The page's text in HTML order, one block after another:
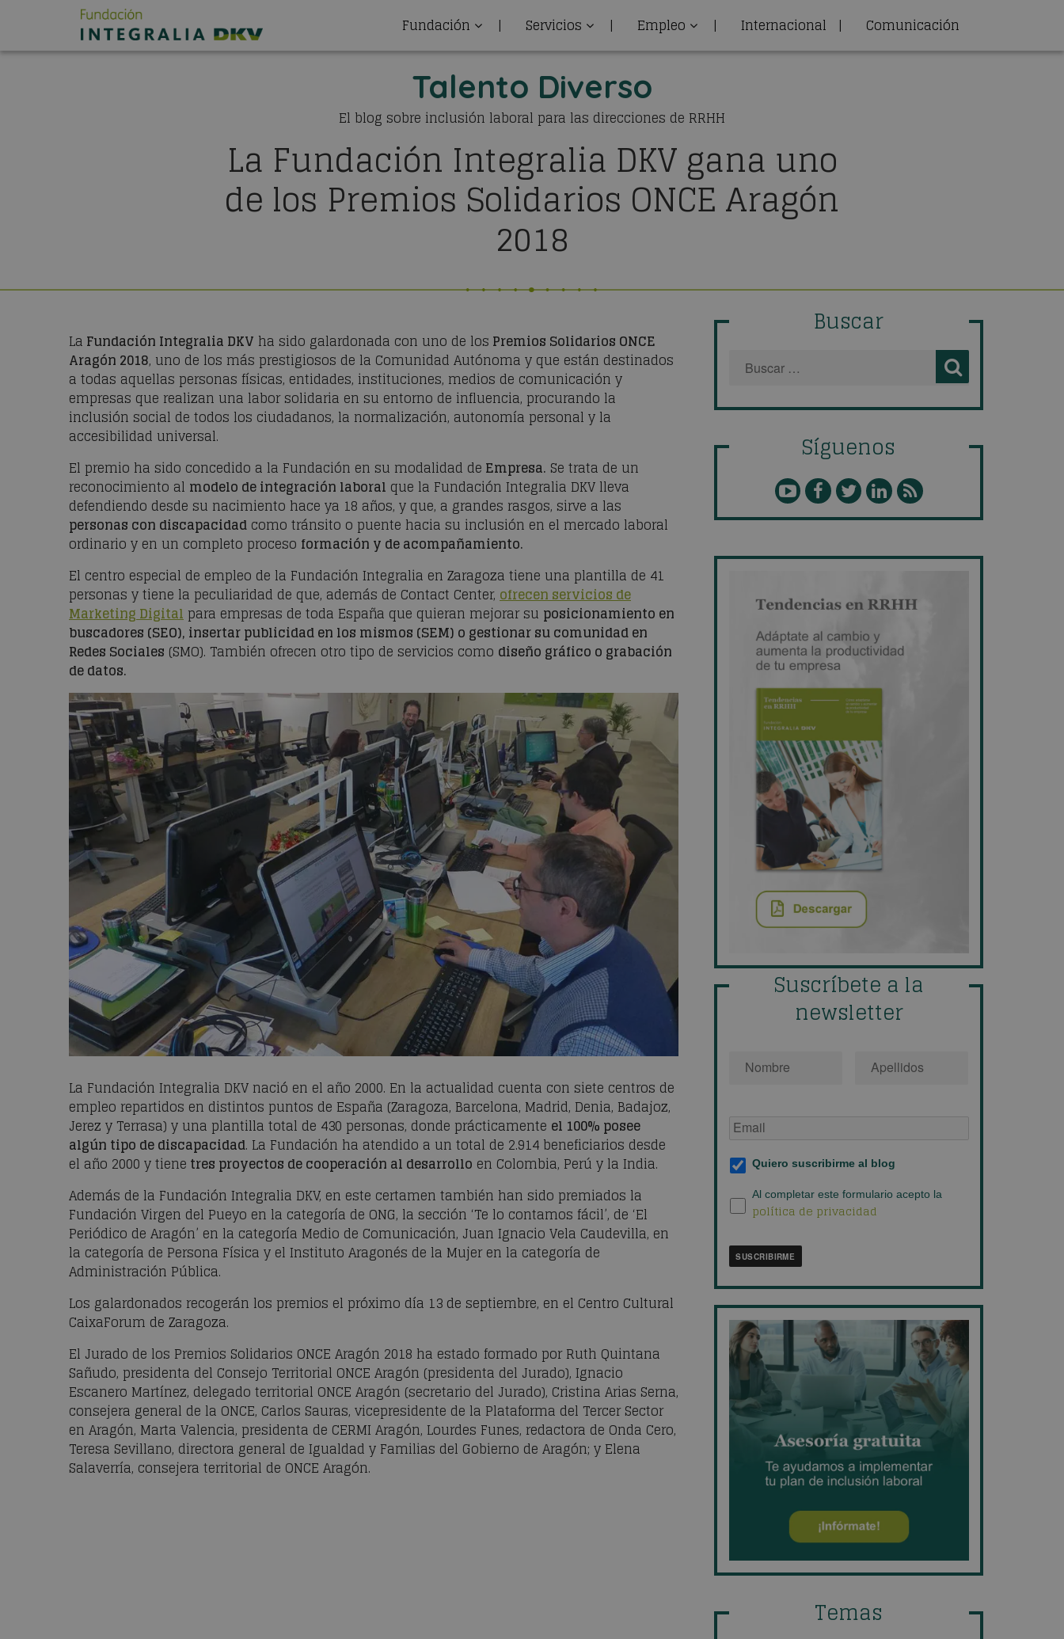
Fundación | Servicios | Empleo | Internacional | Comunicación
Talento Diverso
El blog sobre inclusión laboral para las direcciones de RRHH
La Fundación Integralia DKV gana uno
de los Premios Solidarios ONCE Aragón
2018
La Fundación Integralia DKV ha sido galardonada con uno de los Premios Solidarios ONCE
Aragón 2018, uno de los más prestigiosos de la Comunidad Autónoma y que están destinados
a todas aquellas personas físicas, entidades, instituciones, medios de comunicación y
empresas que realizan una labor solidaria en su entorno de influencia, procurando la
inclusión social de todos los ciudadanos, la normalización, autonomía personal y la
accesibilidad universal.
El premio ha sido concedido a la Fundación en su modalidad de Empresa. Se trata de un
reconocimiento al modelo de integración laboral que la Fundación Integralia DKV lleva
defendiendo desde su nacimiento hace ya 18 años, y que, a grandes rasgos, sirve a las
personas con discapacidad como tránsito o puente hacia su inclusión en el mercado laboral
ordinario y en un completo proceso formación y de acompañamiento.
El centro especial de empleo de la Fundación Integralia en Zaragoza tiene una plantilla de 41
personas y tiene la peculiaridad de que, además de Contact Center, ofrecen servicios de
Marketing Digital para empresas de toda España que quieran mejorar su posicionamiento en
buscadores (SEO), insertar publicidad en los mismos (SEM) o gestionar su comunidad en
Redes Sociales (SMO). También ofrecen otro tipo de servicios como diseño gráfico o grabación
de datos.
La Fundación Integralia DKV nació en el año 2000. En la actualidad cuenta con siete centros de
empleo repartidos en distintos puntos de España (Zaragoza, Barcelona, Madrid, Denia, Badajoz,
Jerez y Terrasa) y una plantilla total de 430 personas, donde prácticamente el 100% posee
algún tipo de discapacidad. La Fundación ha atendido a un total de 2.914 beneficiarios desde
el año 2000 y tiene tres proyectos de cooperación al desarrollo en Colombia, Perú y la India.
Además de la Fundación Integralia DKV, en este certamen también han sido premiados la
Fundación Virgen del Pueyo en la categoría de ONG, la sección ‘Te lo contamos fácil’, de ‘El
Periódico de Aragón’ en la categoría Medio de Comunicación, Juan Ignacio Vela Caudevilla, en
la categoría de Persona Física y el Instituto Aragonés de la Mujer en la categoría de
Administración Pública.
Los galardonados recogerán los premios el próximo día 13 de septiembre, en el Centro Cultural
CaixaForum de Zaragoza.
El Jurado de los Premios Solidarios ONCE Aragón 2018 ha estado formado por Ruth Quintana
Sañudo, presidenta del Consejo Territorial ONCE Aragón (presidenta del Jurado), Ignacio
Escanero Martínez, delegado territorial ONCE Aragón (secretario del Jurado), Cristina Arias Serna,
consejera general de la ONCE, Carlos Sauras, vicepresidente de la Plataforma del Tercer Sector
en Aragón, Marta Valencia, presidenta de CERMI Aragón, Lourdes Funes, redactora de Onda Cero,
Teresa Sevillano, directora general de Igualdad y Familias del Gobierno de Aragón; y Elena
Salaverría, consejera territorial de ONCE Aragón.
Buscar
Síguenos
Suscríbete a la
newsletter
de
Suscripción
al
blog
*
Quiero suscribirme al blog
Política
de
Al completar este formulario acepto la
política de privacidad
SUSCRIBIRME
Temas